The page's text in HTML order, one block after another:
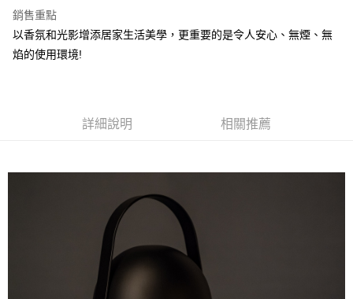
相關說明
AFTEE先享後付是「在收到商品之後才付款」的支付方式。 讓您購物簡單
便利好安心！
【「AFTEE先享後付」結帳流程】
ATM／網路銀行／等多元方式進行付款，方視為交易完成。
※ 請注意：結帳手續完成當下不需立刻繳費，但若您需要取消訂單，請聯絡
購買商品的店家。未經商家同意取消之訂單仍視為有效，需透過AFTEE先享
後付繳納相關費用。
※ 交易是否成功請以「AFTEE先享後付 」之結帳頁面顯示為準，若有關於
是否繳費成功／繳費後需取消欲退款等相關疑問，請聯繫「AFTEE先享後付
https://netprotections.freshdesk.com/support/home
銷售重點
以香氛和光影增添居家生活美學，更重要的是令人安心、無煙、無
焰的使用環境!
詳細說明 相關推薦